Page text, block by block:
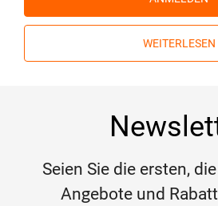
WEITERLESEN
Seien Sie die ersten,
Angebote und